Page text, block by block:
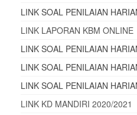
LINK SOAL PENILAIAN
LINK LAPORAN KBM ONLINE
LINK SOAL PENILAIAN
LINK SOAL PENILAIAN
LINK SOAL PENILAIAN
LINK KD MANDIRI 2020/2021